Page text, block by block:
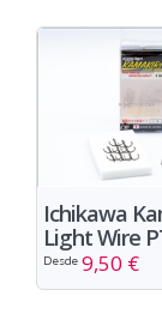
Ichikawa
Light Wire
Desde 9,50 €